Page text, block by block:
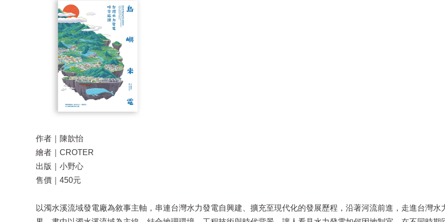
作者｜陳歆怡
繪者｜CROTER
出版｜小野心
售價｜450元
以濁水溪流域發電廠為敘事主軸，串連台灣水力發電自興建、擴充至現代化的發展歷程，沿著河流前進，走進台灣水